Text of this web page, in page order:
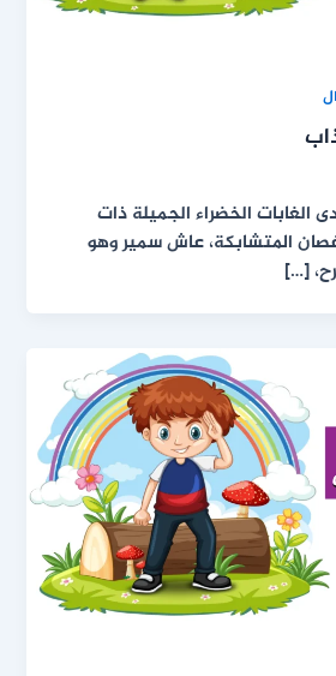
الغابات الخضراء الجميلة ذات
المتشابكة، عاش سمير وهو
[…]